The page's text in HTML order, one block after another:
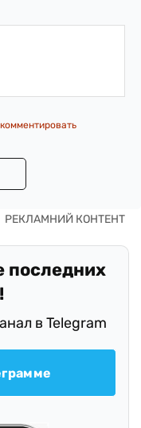
последних
в Telegram